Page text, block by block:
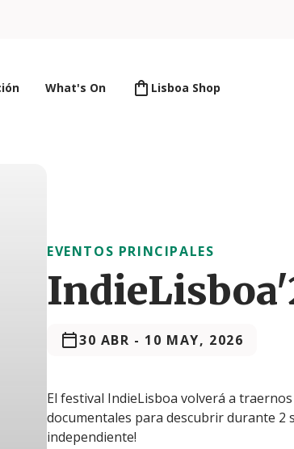
What's On Lisboa Shop
EVENTOS PRINCIPALES
30 ABR - 10 MAY, 2026
El festival IndieLisboa volverá a
documentales para descubrir durante 2
independiente!